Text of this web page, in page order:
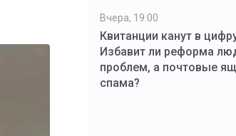
Вчера, 19:00
Квитанции канут в
Избавит ли реформа
проблем, а почтовые
спама?